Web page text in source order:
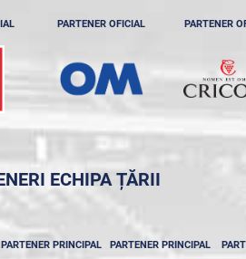
PARTENER OFICIAL PARTENER
ECHIPA ȚĂRII
PARTENER PRINCIPAL PARTENER PRINCIPAL